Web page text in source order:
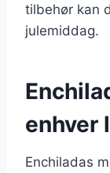
tilbehør kan
julemiddag.
enhver
Enchiladas